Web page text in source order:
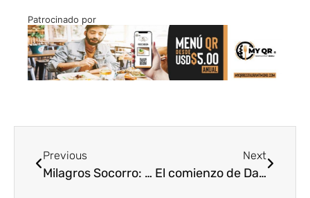
Patrocinado por
Previous
Milagros Socorro: “mi única ambición es escribir”
Next
El comienzo de Daniela Goicoechea en el marketing fue por instinto